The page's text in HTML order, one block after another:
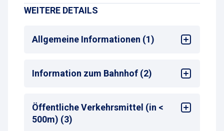
WEITERE DETAILS
Allgemeine Informationen (1)
Max. Parkdauer
: max. 2 Wochen oder
Monatsparkschein
Information zum Bahnhof (2)
Bahnhof
: Weiden (Oberpf)
Entfernung zum nächsten Bahnhofseingang
<50 m
Öffentliche Verkehrsmittel (in <
500m) (3)